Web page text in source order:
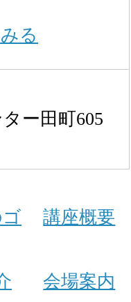
る
ー田町605
講座概要
会場案内